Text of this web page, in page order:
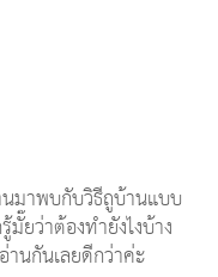
มาพบกับวิธีถูบ้านแบบ
ยว่าต้องทำยังไงบ้าง
านกันเลยดีกว่าค่ะ